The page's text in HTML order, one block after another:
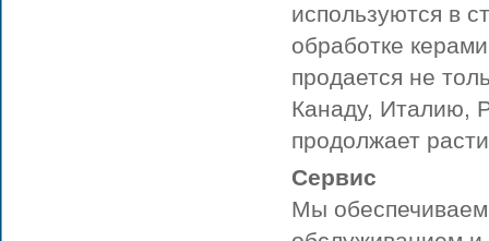
используются в
обработке
продается не
Канаду, Италию,
продолжает
Сервис
Мы